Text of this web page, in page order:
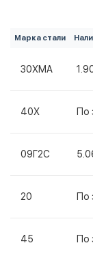
Марка стали
30ХМА
40Х По
09Г2С
20 По
45 По